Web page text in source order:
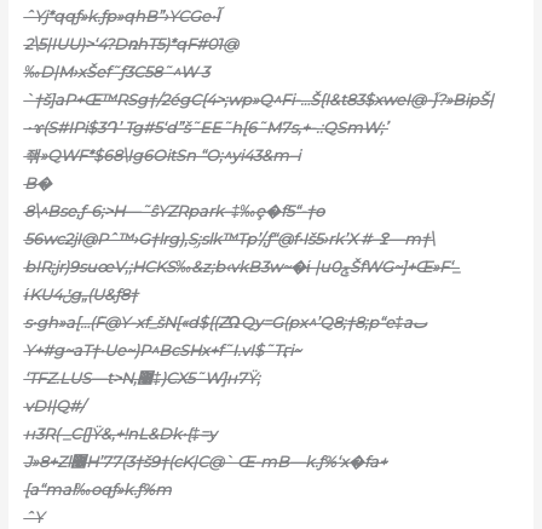
ˆYj*qqƒ»k.ƒp»qhB”›YCGe•آ
2\5|IUU)>‘4?DռhT5)*qF#01@
‰D|M›xŠef˜ƒ3C58˜^W 3
`†š]aP+Œ™RSg†/2égC{4>;wp»Q^Fi-…Š{I&t83$xweI@-}֞?»BipŠ|
٠ɤ(S#IPi$3Դ’ Tg#5‘d”š˜EE˜h[6˜M7s‚+-.:QSmW;ߴ
좪»QWF*$68\Ig6OitSn “O;^yi43&m–i
B�
8\^Bse,ƒ-6;>H—˜ŝYZRpark–‡‰ȩ�f5“-†ө
56wc2jI@Pˆ™›G†lrg),S֦;slk™Tp’/,ƒ“@f•Iš5›rk’X #–ߐ—m†\
bIR;jr)9suœV,;HCKS‰&z;b‹vkB3w~�ί |uݮ0ŠfWG~]+Œ»F‘_
ίKU4ݩg„(U&ƒ8†
s•gh»a[…(ܿF@Y-xf_šN[«d${(ZΏQy=G(px^’Q8;†8;p“e‡aٮ
Y+#g~aT†•Ue~)P^BcSHx+f˜I.vI$˜Tӷi~
‘TFZ.LUS—t>N,޸‡)CX5˜W]н7Ÿ;
vDI|Q#/
н3R( _C{]Ÿ&‚+!nL&Dk•{‡=y
J»8+Zl޼H’77(3†š9†(cK|C@` Œ-mB—k.ƒ%‘x�fa+
[a“mal‰oqƒ»k.ƒ%m
ˆY